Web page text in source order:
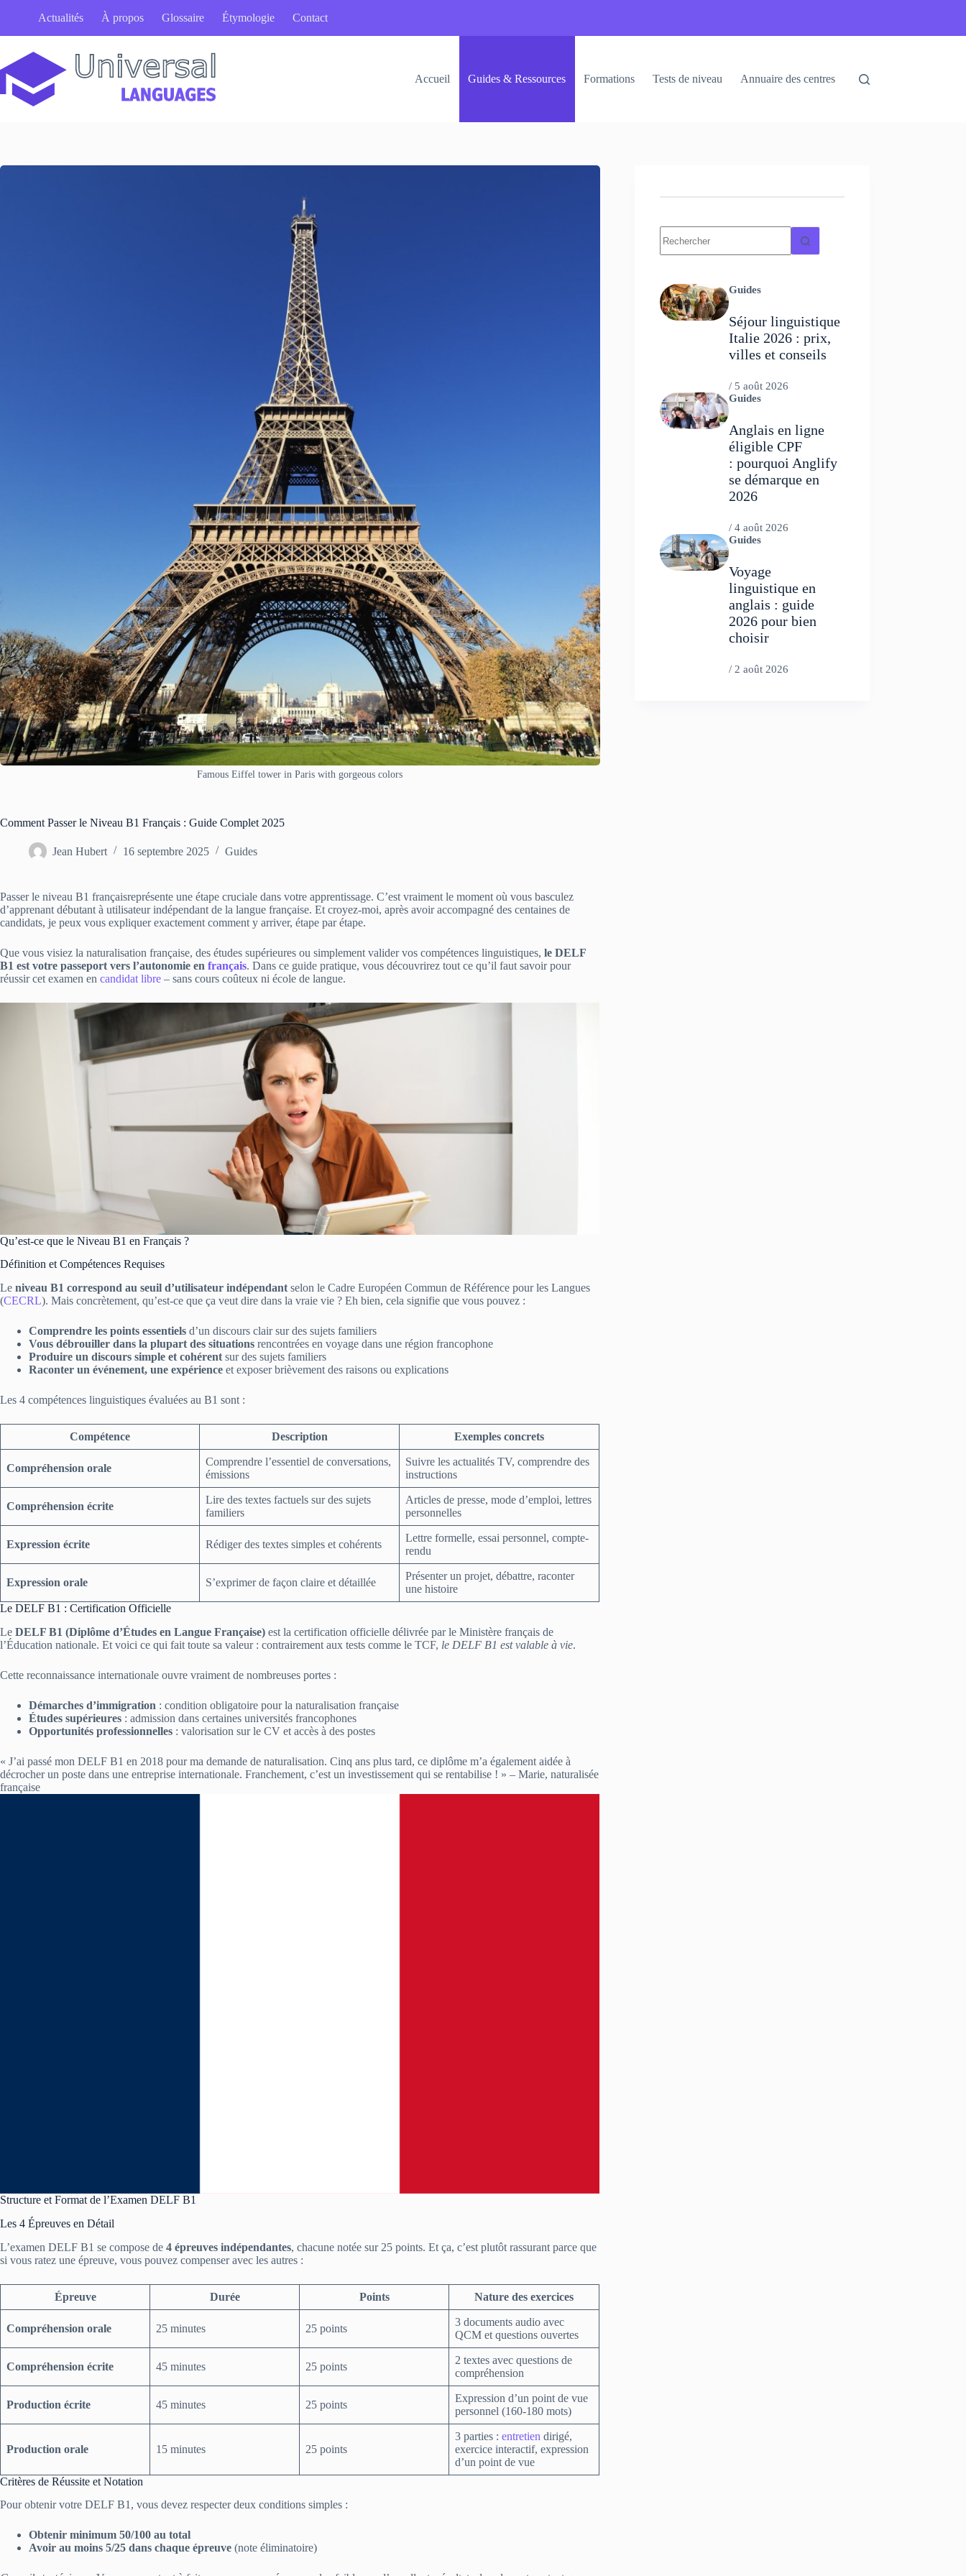
Actualités À propos Glossaire Étymologie Contact
Accueil Guides & Ressources Formations Tests de niveau Annuaire des centres
Famous Eiffel tower in Paris with gorgeous colors
Comment Passer le Niveau B1 Français : Guide Complet 2025
Jean Hubert 16 septembre 2025 Guides
Passer le niveau B1 françaisreprésente une étape cruciale dans votre apprentissage. C’est vraiment le moment où vous basculez
d’apprenant débutant à utilisateur indépendant de la langue française. Et croyez-moi, après avoir accompagné des centaines de
candidats, je peux vous expliquer exactement comment y arriver, étape par étape.
Que vous visiez la naturalisation française, des études supérieures ou simplement valider vos compétences linguistiques, le DELF
B1 est votre passeport vers l’autonomie en français. Dans ce guide pratique, vous découvrirez tout ce qu’il faut savoir pour
réussir cet examen en candidat libre – sans cours coûteux ni école de langue.
Qu’est-ce que le Niveau B1 en Français ?
Définition et Compétences Requises
Le niveau B1 correspond au seuil d’utilisateur indépendant selon le Cadre Européen Commun de Référence pour les Langues
(CECRL). Mais concrètement, qu’est-ce que ça veut dire dans la vraie vie ? Eh bien, cela signifie que vous pouvez :
Comprendre les points essentiels d’un discours clair sur des sujets familiers
Vous débrouiller dans la plupart des situations rencontrées en voyage dans une région francophone
Produire un discours simple et cohérent sur des sujets familiers
Raconter un événement, une expérience et exposer brièvement des raisons ou explications
Les 4 compétences linguistiques évaluées au B1 sont :
Compétence Description Exemples concrets
Compréhension orale
Comprendre l’essentiel de conversations,
émissions
Suivre les actualités TV, comprendre des
instructions
Compréhension écrite
Lire des textes factuels sur des sujets
familiers
Articles de presse, mode d’emploi, lettres
personnelles
Expression écrite Rédiger des textes simples et cohérents
Lettre formelle, essai personnel, compte-
rendu
Expression orale S’exprimer de façon claire et détaillée
Présenter un projet, débattre, raconter
une histoire
Le DELF B1 : Certification Officielle
Le DELF B1 (Diplôme d’Études en Langue Française) est la certification officielle délivrée par le Ministère français de
l’Éducation nationale. Et voici ce qui fait toute sa valeur : contrairement aux tests comme le TCF, le DELF B1 est valable à vie.
Cette reconnaissance internationale ouvre vraiment de nombreuses portes :
Démarches d’immigration : condition obligatoire pour la naturalisation française
Études supérieures : admission dans certaines universités francophones
Opportunités professionnelles : valorisation sur le CV et accès à des postes
« J’ai passé mon DELF B1 en 2018 pour ma demande de naturalisation. Cinq ans plus tard, ce diplôme m’a également aidée à
décrocher un poste dans une entreprise internationale. Franchement, c’est un investissement qui se rentabilise ! » – Marie, naturalisée
française
Structure et Format de l’Examen DELF B1
Les 4 Épreuves en Détail
L’examen DELF B1 se compose de 4 épreuves indépendantes, chacune notée sur 25 points. Et ça, c’est plutôt rassurant parce que
si vous ratez une épreuve, vous pouvez compenser avec les autres :
Épreuve Durée Points Nature des exercices
Compréhension orale 25 minutes 25 points
3 documents audio avec
QCM et questions ouvertes
Compréhension écrite 45 minutes 25 points
2 textes avec questions de
compréhension
Production écrite 45 minutes 25 points
Expression d’un point de vue
personnel (160-180 mots)
Production orale 15 minutes 25 points
3 parties : entretien dirigé,
exercice interactif, expression
d’un point de vue
Critères de Réussite et Notation
Pour obtenir votre DELF B1, vous devez respecter deux conditions simples :
Obtenir minimum 50/100 au total
Avoir au moins 5/25 dans chaque épreuve (note éliminatoire)
Guides
Séjour linguistique
Italie 2026 : prix,
villes et conseils
/ 5 août 2026
Guides
Anglais en ligne
éligible CPF
: pourquoi Anglify
se démarque en
2026
/4 août 2026
Guides
Voyage
linguistique en
anglais : guide
2026 pour bien
choisir
/ 2 août 2026